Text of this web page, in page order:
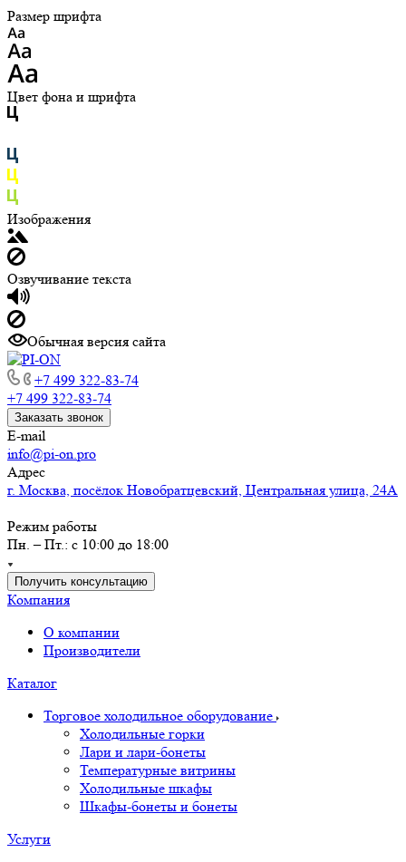
Размер шрифта
Цвет фона и шрифта
Изображения
Озвучивание текста
Обычная версия сайта
+7 499 322-83-74
+7 499 322-83-74
Заказать звонок
E-mail
info@pi-on.pro
Адрес
г. Москва, посёлок Новобратцевский, Центральная улица, 24А
Режим работы
Пн. – Пт.: с 10:00 до 18:00
Получить консультацию
Компания
О компании
Производители
Каталог
Торговое холодильное оборудование
Холодильные горки
Лари и лари-бонеты
Температурные витрины
Холодильные шкафы
Шкафы-бонеты и бонеты
Услуги